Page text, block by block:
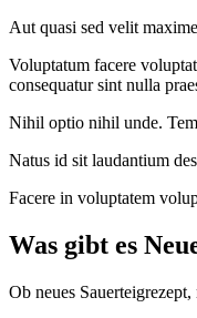
Aut quasi sed velit
Voluptatum facere
consequatur sint nulla
Nihil optio nihil unde.
Natus id sit laudantium
Facere in voluptatem
Was gibt es
Ob neues